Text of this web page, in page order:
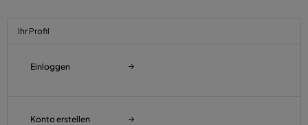
Ihr Profil
Einloggen
Konto erstellen